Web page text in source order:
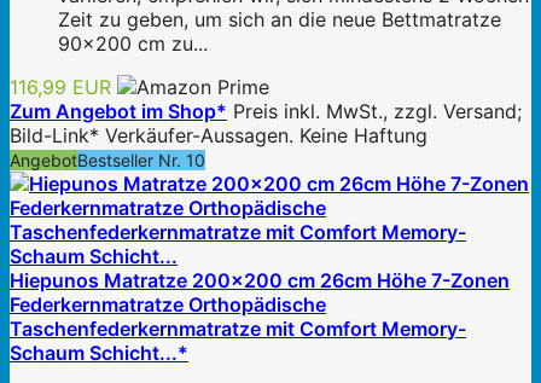
Zeit zu geben, um sich an die neue Bettmatratze
90x200 cm zu...
116,99 EUR
Zum Angebot im Shop* Preis inkl. MwSt., zzgl. Versand;
Bild-Link* Verkäufer-Aussagen. Keine Haftung
AngebotBestseller Nr. 10
Hiepunos Matratze 200x200 cm 26cm Höhe 7-Zonen
Federkernmatratze Orthopädische
Taschenfederkernmatratze mit Comfort Memory-
Schaum Schicht...*